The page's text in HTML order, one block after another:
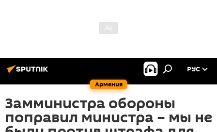
Армения
РУС
Замминистра обороны
поправил министра – мы не